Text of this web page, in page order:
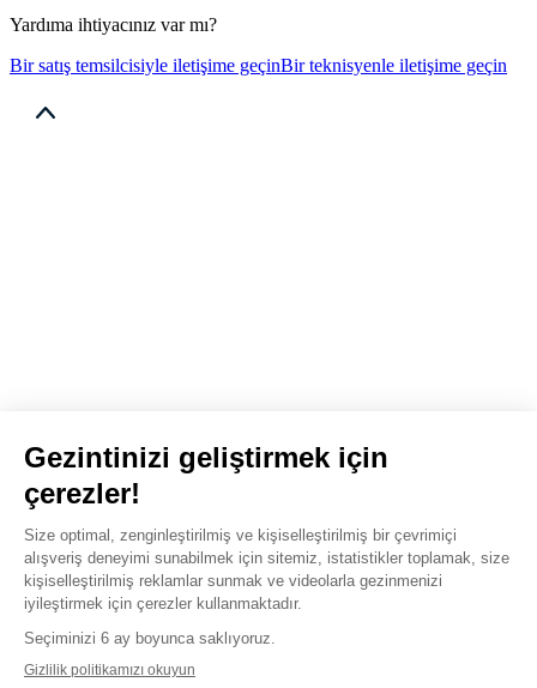
Yardıma ihtiyacınız var mı?
Bir satış temsilcisiyle iletişime geçinBir teknisyenle iletişime geçin